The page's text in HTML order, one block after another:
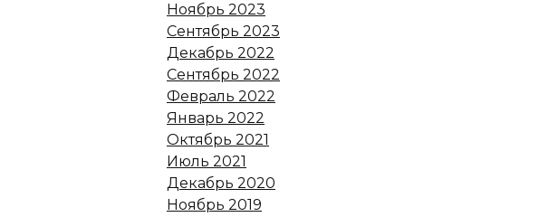
Ноябрь 2023
Сентябрь 2023
Декабрь 2022
Сентябрь 2022
Февраль 2022
Январь 2022
Октябрь 2021
Июль 2021
Декабрь 2020
Ноябрь 2019